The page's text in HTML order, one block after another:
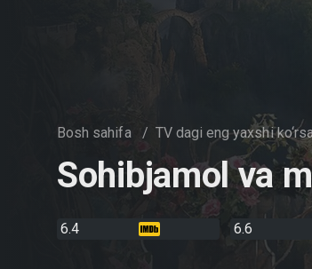
Bosh sahifa / TV dagi eng yaxshi
Sohibjamol va
6.4 6.6